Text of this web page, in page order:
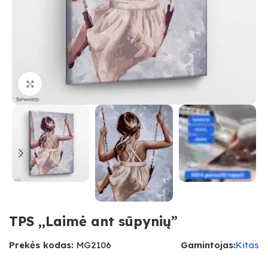
Paspauskite, kad priartinti
TPS ,,Laimė ant sūpynių”
Prekės kodas: MG2106 Gamintojas:Kitas